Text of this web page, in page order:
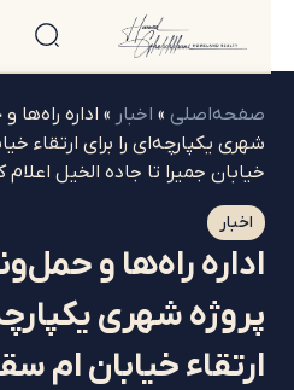
صفحه‌اصلی»اخبار»
شهری یکپارچه‌ای را برای ارتقاء
خیابان جمیرا تا جاده الخیل اعلام کرد.
اخبار
پروژه شهری
ارتقاء خیابان ام